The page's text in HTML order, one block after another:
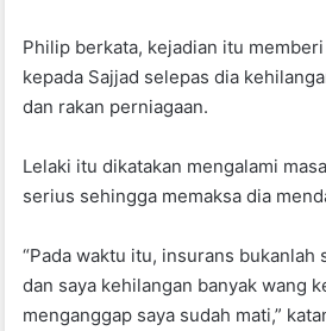
Philip berkata, kejadian itu
kepada Sajjad selepas dia
dan rakan perniagaan.
Lelaki itu dikatakan mengalami
serius sehingga memaksa dia
“Pada waktu itu, insurans bukanlah
dan saya kehilangan banyak wang
menganggap saya sudah mati,”